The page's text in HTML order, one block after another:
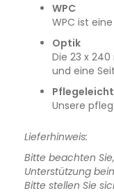
WPC
WPC ist
Optik
Die 23 x
und eine
Pflegeleicht
Unsere
Lieferhinweis:
Bitte beachten
Unterstützung
Bitte stellen Sie